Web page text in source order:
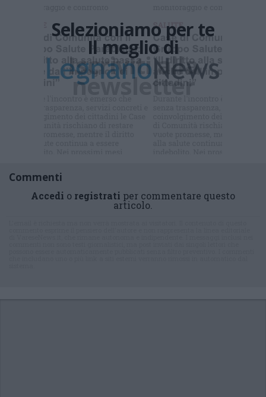
Selezioniamo per te
Il meglio di
Commenti
Accedi o registrati per commentare questo
articolo.